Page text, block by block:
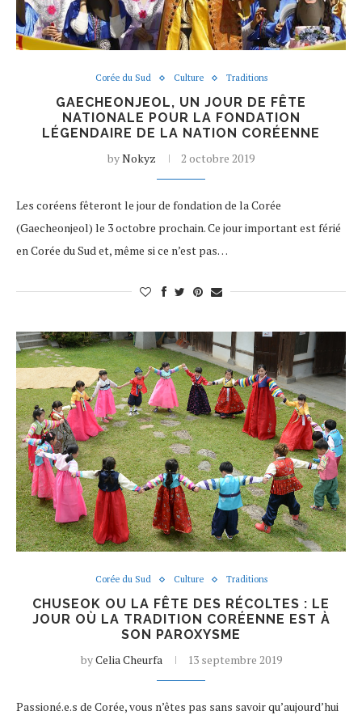
Corée du Sud Culture Traditions
GAECHEONJEOL, UN JOUR DE FÊTE
NATIONALE POUR LA FONDATION
LÉGENDAIRE DE LA NATION CORÉENNE
byNokyz 2 octobre 2019
Les coréens fêteront le jour de fondation de la Corée
(Gaecheonjeol) le 3 octobre prochain. Ce jour important est férié
en Corée du Sud et, même si ce n’est pas…
Corée du Sud Culture Traditions
CHUSEOK OU LA FÊTE DES RÉCOLTES : LE
JOUR OÙ LA TRADITION CORÉENNE EST À
SON PAROXYSME
byCelia Cheurfa 13 septembre 2019
Passioné.e.s de Corée, vous n’êtes pas sans savoir qu’aujourd’hui